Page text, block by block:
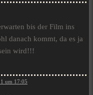
bis der Film ins
danach kommt, da es ja
wird!!!
um 17:05